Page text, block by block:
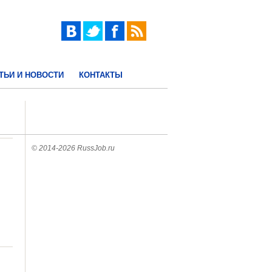
И НОВОСТИ КОНТАКТЫ
© 2014-2026 RussJob.ru